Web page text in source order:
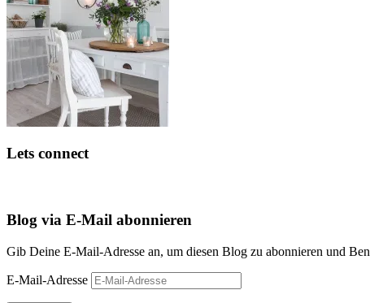
Lets connect
Blog via E-Mail abonnieren
Gib Deine E-Mail-Adresse an, um diesen Blog zu abonnieren und
E-Mail-Adresse